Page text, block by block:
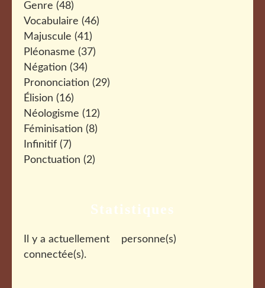
Genre (48)
Vocabulaire (46)
Majuscule (41)
Pléonasme (37)
Négation (34)
Prononciation (29)
Élision (16)
Néologisme (12)
Féminisation (8)
Infinitif (7)
Ponctuation (2)
Statistiques
Il y a actuellement
personne(s)
connectée(s).